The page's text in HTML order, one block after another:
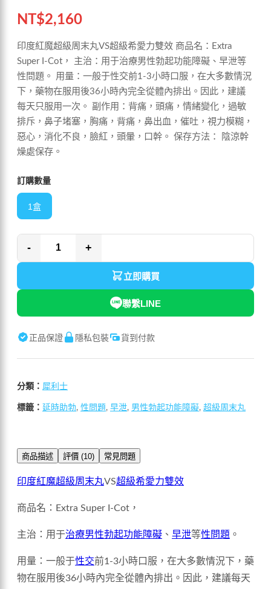
NT$2,160
印度紅魔超級周末丸VS超級希愛力雙效 商品名：Extra
Super I-Cot， 主治：用于治療男性勃起功能障礙、早泄等
性問題。 用量：一般于性交前1-3小時口服，在大多數情況
下，藥物在服用後36小時內完全從體內排出。因此，建議
每天只服用一次。 副作用：背痛，頭痛，情緒變化，過敏
排斥，鼻子堵塞，胸痛，背痛，鼻出血，催吐，視力模糊，
惡心，消化不良，臉紅，頭暈，口幹。 保存方法： 陰涼幹
燥處保存。
訂購數量
1盒
- +
立即購買
聯繫LINE
正品保證 隱私包裝 貨到付款
分類： 犀利士
標籤： 延時助勃, 性問題, 早泄, 男性勃起功能障礙, 超級周末丸
商品描述 評價 (10) 常見問題
印度紅魔超級周末丸VS超級希愛力雙效
商品名：Extra Super I-Cot，
主治：用于治療男性勃起功能障礙 、 早泄等性問題 。
用量：一般于性交前1-3小時口服，在大多數情況下，藥
物在服用後36小時內完全從體內排出。因此，建議每天